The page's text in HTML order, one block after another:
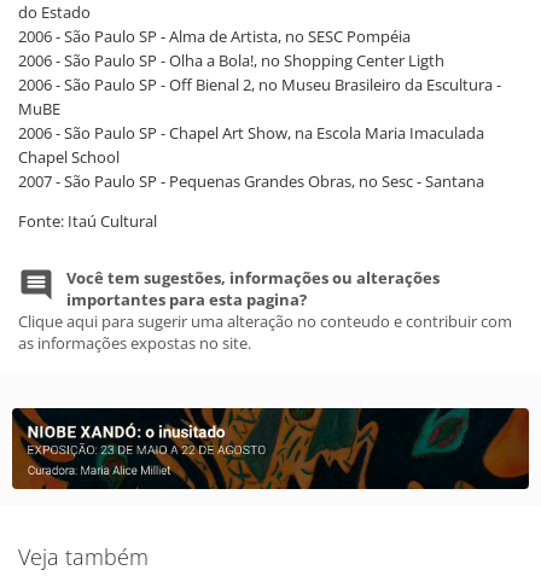
do Estado
2006 - São Paulo SP - Alma de Artista, no SESC Pompéia
2006 - São Paulo SP - Olha a Bola!, no Shopping Center Ligth
2006 - São Paulo SP - Off Bienal 2, no Museu Brasileiro da Escultura -
MuBE
2006 - São Paulo SP - Chapel Art Show, na Escola Maria Imaculada
Chapel School
2007 - São Paulo SP - Pequenas Grandes Obras, no Sesc - Santana
Fonte: Itaú Cultural
Você tem sugestões, informações ou alterações
importantes para esta pagina?
Clique aqui para sugerir uma alteração no conteudo e contribuir com
as informações expostas no site.
Veja também